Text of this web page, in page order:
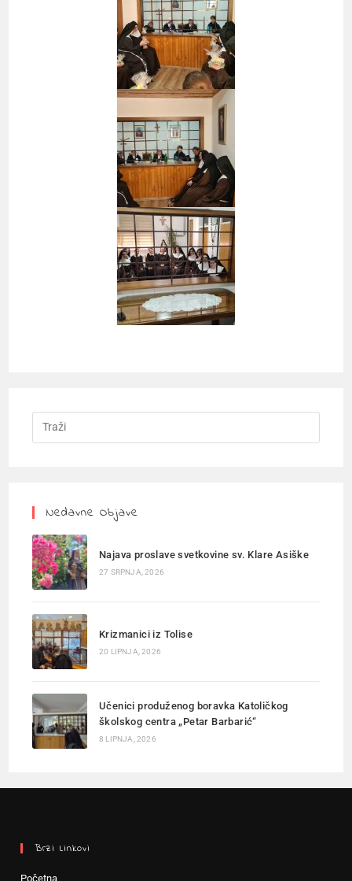
Nedavne Objave
Najava proslave svetkovine sv. Klare Asiške
27 SRPNJA, 2026
Krizmanici iz Tolise
20 LIPNJA, 2026
Učenici produženog boravka Katoličkog
školskog centra „Petar Barbarić“
8 LIPNJA, 2026
Brzi Linkovi
Početna